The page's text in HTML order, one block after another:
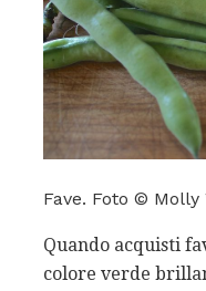
Fave. Foto © Molly
Quando acquisti
colore verde